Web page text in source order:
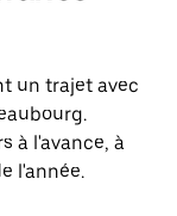
un trajet avec
à l'avance, à
l'année.